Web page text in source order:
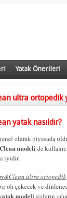
Yatak Önerileri
ultra ortopedik
yatak nasıldır?
olarak piyasada
modeli de
iyidir.
ultra ortopedik
oh çekecek ve
modeli sizlerin